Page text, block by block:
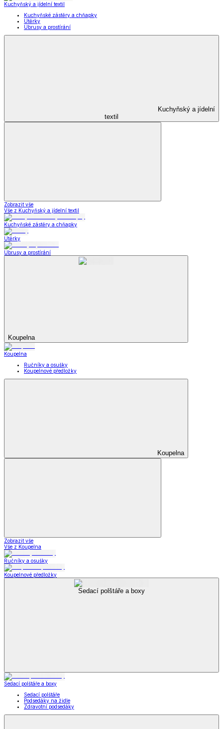
Kuchyňský a jídelní textil
Kuchyňské zástěry a chňapky
Utěrky
Ubrusy a prostírání
Kuchyňský a jídelní
textil
Zobrazit vše
Vše z Kuchyňský a jídelní textil
Kuchyňské zástěry a chňapky
Utěrky
Ubrusy a prostírání
Koupelna
Koupelna
Ručníky a osušky
Koupelnové předložky
Koupelna
Zobrazit vše
Vše z Koupelna
Ručníky a osušky
Koupelnové předložky
Sedací polštáře a boxy
Sedací polštáře a boxy
Sedací polštáře
Podsedáky na židle
Zdravotní podsedáky